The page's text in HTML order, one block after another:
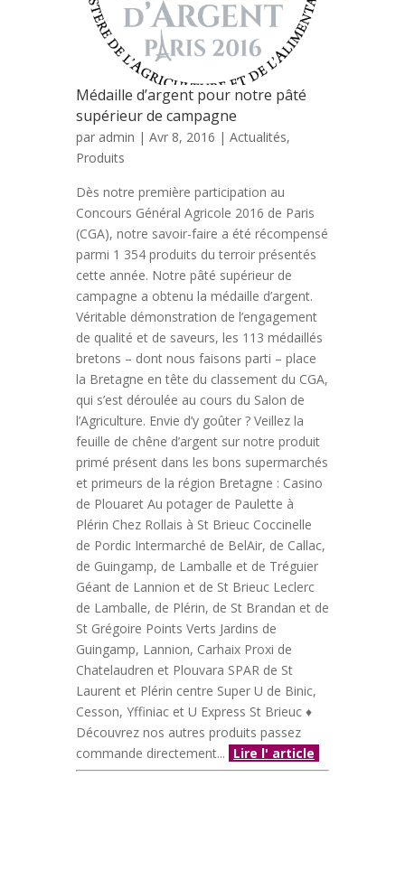
Médaille d’argent pour notre pâté
supérieur de campagne
par admin | Avr 8, 2016 | Actualités,
Produits
Dès notre première participation au
Concours Général Agricole 2016 de Paris
(CGA), notre savoir-faire a été récompensé
parmi 1 354 produits du terroir présentés
cette année. Notre pâté supérieur de
campagne a obtenu la médaille d’argent.
Véritable démonstration de l’engagement
de qualité et de saveurs, les 113 médaillés
bretons – dont nous faisons parti – place
la Bretagne en tête du classement du CGA,
qui s’est déroulée au cours du Salon de
l’Agriculture. Envie d’y goûter ? Veillez la
feuille de chêne d’argent sur notre produit
primé présent dans les bons supermarchés
et primeurs de la région Bretagne : Casino
de Plouaret Au potager de Paulette à
Plérin Chez Rollais à St Brieuc Coccinelle
de Pordic Intermarché de BelAir, de Callac,
de Guingamp, de Lamballe et de Tréguier
Géant de Lannion et de St Brieuc Leclerc
de Lamballe, de Plérin, de St Brandan et de
St Grégoire Points Verts Jardins de
Guingamp, Lannion, Carhaix Proxi de
Chatelaudren et Plouvara SPAR de St
Laurent et Plérin centre Super U de Binic,
Cesson, Yffiniac et U Express St Brieuc ♦
Découvrez nos autres produits passez
commande directement... Lire l' article